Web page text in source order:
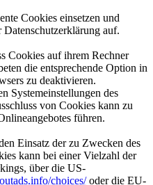
Cookies einsetzen und
auf.
Cookies auf ihrem Rechner
die entsprechende Option in
zu deaktivieren.
Systemeinstellungen des
von Cookies kann zu
führen.
Einsatz der zu Zwecken des
kann bei einer Vielzahl der
über die US-
choices/oder die EU-